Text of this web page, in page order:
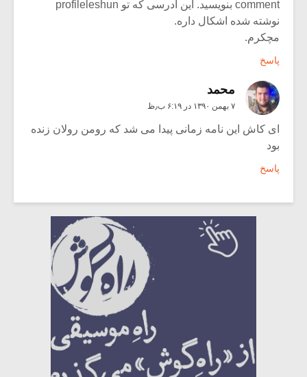
comment بنویسید. این آدرسی که تو profileleshun
نوشته شده اشکال داره.
مچکرم.
پاسخ
محمد
۷ بهمن ۱۳۹۰ در ۶:۱۹ ب٫ظ
ای کاش این نامه زمانی پیدا می شد که رومن رولان زنده
بود
پاسخ